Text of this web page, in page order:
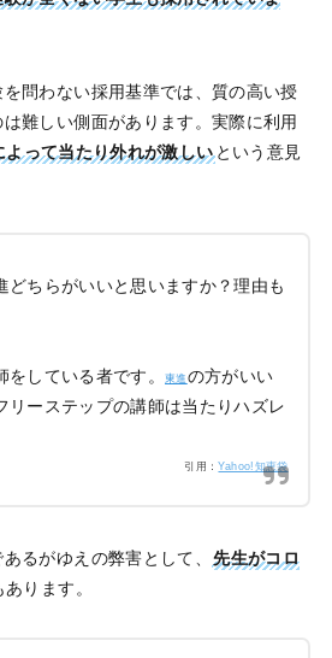
問わない採用基準では、質の高い授
難しい側面があります。実際に利用
よって当たり外れが激しいという意見
どちらがいいと思いますか？理由も
をしている者です。東進 の方がいい
リーステップの講師は当たりハズレ
引用：Yahoo!知恵袋
るがゆえの弊害として、 先生がコロ
ります。